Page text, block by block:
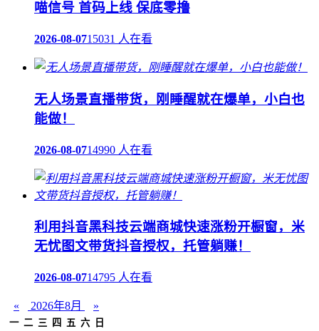
喵信号 首码上线 保底零撸
2026-08-0715031 人在看
无人场景直播带货，刚睡醒就在爆单，小白也
能做！
2026-08-0714990 人在看
利用抖音黑科技云端商城快速涨粉开橱窗，米
无忧图文带货抖音授权，托管躺赚！
2026-08-0714795 人在看
« 2026年8月 »
一 二 三 四 五 六 日